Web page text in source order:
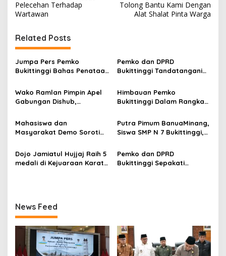
v
i
g
a
s
i
p
s
Pelecehan Terhadap
Wartawan
Tolong Bantu Kami Dengan
Alat Shalat Pinta Warga
Related Posts
Jumpa Pers Pemko
Bukittinggi Bahas Penataan
Kampus UFDK
Pemko dan DPRD
Bukittinggi Tandatangani
Perubahan KUA-PPAS APBD
2026
Wako Ramlan Pimpin Apel
Gabungan Dishub,
Persiapan Angkutan Gratis
Pelajar
Himbauan Pemko
Bukittinggi Dalam Rangka
Tahun ke-81 Kemerdekaan
Republik Indonesia
Mahasiswa dan
Masyarakat Demo Soroti
PP, GMNI Bukittinggi
Kecewa Wali Kota dan
DPRD Tak Hadir Temui
Putra Pimum BanuaMinang,
Siswa SMP N 7 Bukittinggi,
Festival Komite Pemula
Berat 40 Kg dalam
Kejuaraan Karate Jam
Dojo Jamiatul Hujjaj Raih 5
medali di Kejuaraan Karate
Pemko dan DPRD
Bukittinggi Sepakati
News Feed